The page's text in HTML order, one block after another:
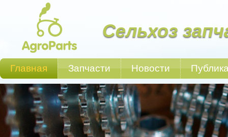
Сельхоз
Главная Запчасти Новости